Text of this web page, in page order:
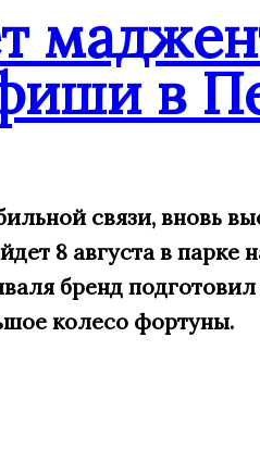
в
связи, вновь
8 августа в парке
бренд
колесо фортуны.